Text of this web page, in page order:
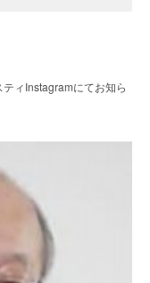
ィInstagramにてお知ら